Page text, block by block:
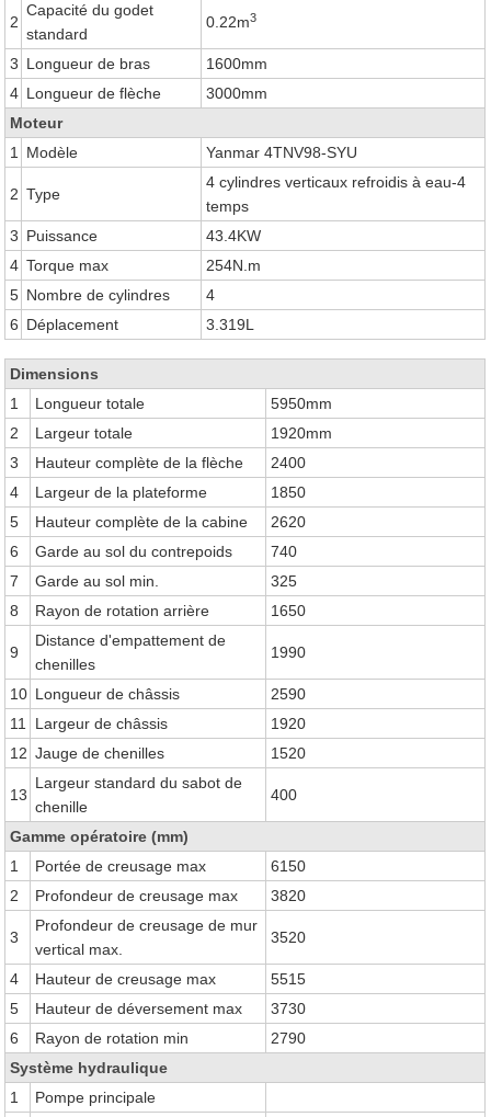
2
Capacité du godet
standard
0.22m3
3 Longueur de bras
1600mm
4 Longueur de flèche
3000mm
Moteur
1 Modèle Yanmar 4TNV98-SYU
2 Type
4 cylindres verticaux refroidis à eau-4
temps
3 Puissance
43.4KW
4 Torque max
254N.m
5 Nombre de cylindres
4
6 Déplacement 3.319L
Dimensions
1
Longueur totale
5950mm
2
Largeur totale
1920mm
3
Hauteur complète de la flèche
2400
4
Largeur de la plateforme
1850
5
Hauteur complète de la cabine
2620
6
Garde au sol du contrepoids
740
7
Garde au sol min.
325
8
Rayon de rotation arrière 1650
9
Distance d'empattement de
chenilles
1990
10 Longueur de châssis
2590
11
Largeur de châssis
1920
12 Jauge de chenilles 1520
13
Largeur standard du sabot de
chenille
400
Gamme opératoire (mm)
1
Portée de creusage max
6150
2
Profondeur de creusage max 3820
3
Profondeur de creusage de mur
vertical max.
3520
4 Hauteur de creusage max
5515
5
Hauteur de déversement max
3730
6
Rayon de rotation min
2790
Système hydraulique
1
Pompe principale